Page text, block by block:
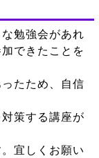
勉強会があれ
できたことを
たため、自信
策する講座が
宜しくお願い